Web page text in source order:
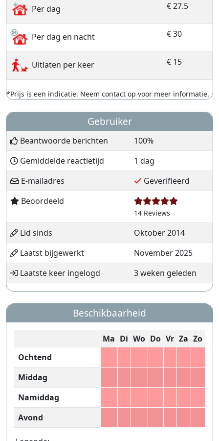
Per dag € 27.5
Per dag en nacht € 30
Uitlaten per keer € 15
*Prijs is een indicatie. Neem contact op voor meer informatie.
Gebruiker
Beantwoorde berichten
100%
Gemiddelde reactietijd
1 dag
E-mailadres
Geverifieerd
Beoordeeld
14 Reviews
Lid sinds
Oktober 2014
Laatst bijgewerkt
November 2025
Laatste keer ingelogd
3 weken geleden
Beschikbaarheid
Ma Di Wo Do Vr Za Zo
Ochtend
Middag
Namiddag
Avond